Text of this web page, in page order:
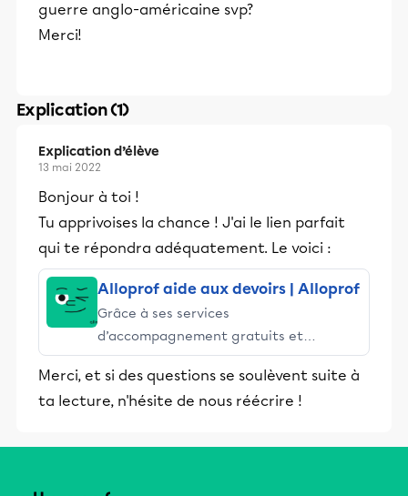
guerre anglo-américaine svp?
Merci!
Explication (1)
Explication d’élève
13 mai 2022
Bonjour à toi !
Tu apprivoises la chance ! J'ai le lien parfait
qui te répondra adéquatement. Le voici :
Alloprof aide aux devoirs | Alloprof
Grâce à ses services
d’accompagnement gratuits et
stimulants, Alloprof engage les élèves
et leurs parents dans la réussite
éducative.
Merci, et si des questions se soulèvent suite à
ta lecture, n'hésite de nous réécrire !